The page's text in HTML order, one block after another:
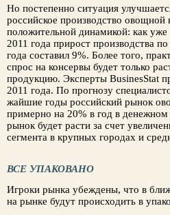
Но постепенно ситуация
россий­ское производство овощной
положительной динами­кой: как
2011 года прирост производ­ства
года составил 9%. Более того,
спрос на консервы будет только
продукцию. Эксперты BusinesStat
2011 года. По прогнозу
жайшие годы российский рынок
пример­но на 20% в год в
рынок будет расти за счет
сегмента в крупных городах и
ВСЕ УПАКОВАНО
Игроки рынка убеждены, что в
на рынке будут происходить в